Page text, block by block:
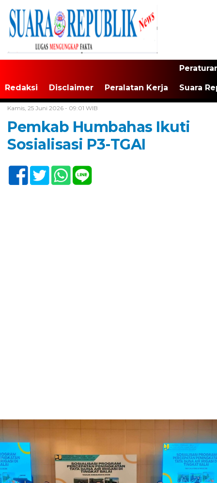
Redaksi Disclaimer Peralatan Kerja Suara
Kamis, 25 Juni 2026 - 09:01 WIB
Pemkab Humbahas Ikuti
Sosialisasi P3-TGAI